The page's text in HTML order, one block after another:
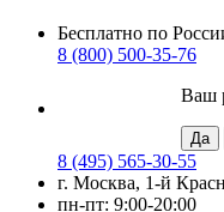
Бесплатно по
8 (800) 500-35-76
Ваш
8 (495) 565-30-55
г. Москва, 1-й
пн-пт: 9:00-20:00